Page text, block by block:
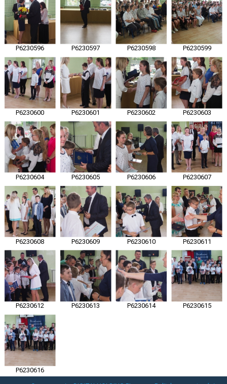
P6230596 P6230597 P6230598 P6230599
P6230600 P6230601 P6230602 P6230603
P6230604 P6230605 P6230606 P6230607
P6230608 P6230609 P6230610 P6230611
P6230612 P6230613 P6230614 P6230615
P6230616